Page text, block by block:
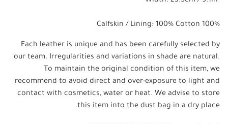
100% Calfskin / Lining: 100% Cotton
Each leather is unique and has been carefully selected by
our team. Irregularities and variations in shade are natural.
To maintain the original condition of this item, we
recommend to avoid direct and over-exposure to light and
contact with cosmetics, water or heat. We advise to store
this item into the dust bag in a dry place.